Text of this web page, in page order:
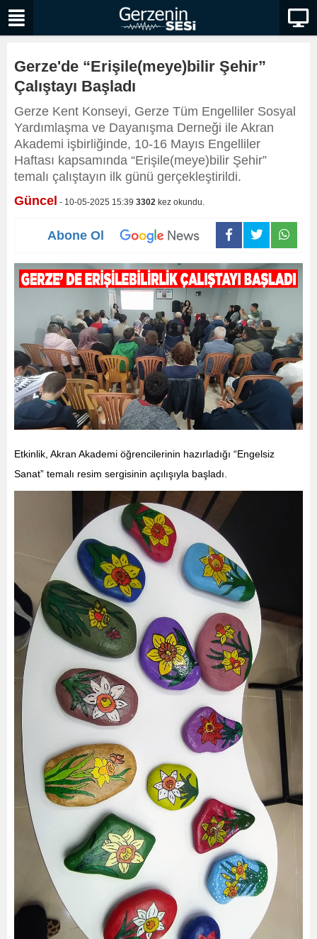
Gerze'de “Erişile(meye)bilir Şehir”
Çalıştayı Başladı
Gerze Kent Konseyi, Gerze Tüm Engelliler Sosyal
Yardımlaşma ve Dayanışma Derneği ile Akran
Akademi işbirliğinde, 10-16 Mayıs Engelliler
Haftası kapsamında “Erişile(meye)bilir Şehir”
temalı çalıştayın ilk günü gerçekleştirildi.
Güncel - 10-05-2025 15:39 3302 kez okundu.
Abone Ol
Etkinlik, Akran Akademi öğrencilerinin hazırladığı “Engelsiz
Sanat” temalı resim sergisinin açılışıyla başladı.